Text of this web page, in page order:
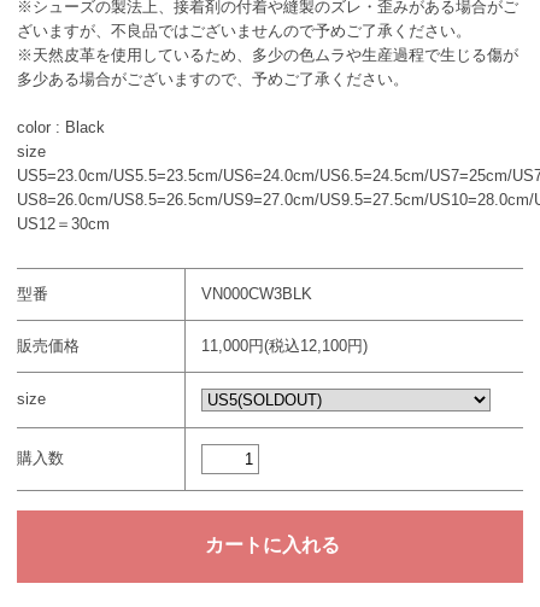
※シューズの製法上、接着剤の付着や縫製のズレ・歪みがある場合がご
ざいますが、不良品ではございませんので予めご了承ください。
※天然皮革を使用しているため、多少の色ムラや生産過程で生じる傷が
多少ある場合がございますので、予めご了承ください。
color : Black
size
US5=23.0cm/US5.5=23.5cm/US6=24.0cm/US6.5=24.5cm/US7=25cm/
US8=26.0cm/US8.5=26.5cm/US9=27.0cm/US9.5=27.5cm/US10=28.0cm/
US12＝30cm
型番 VN000CW3BLK
販売価格 11,000円(税込12,100円)
size
購入数